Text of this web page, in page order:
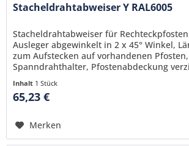
Stacheldrahtabweiser Y RAL6005
Stacheldrahtabweiser für
Ausleger abgewinkelt in 2 x 45° Winkel,
zum Aufstecken auf vorhandenen
Spanndrahthalter, Pfostenabdeckung
Inhalt 1 Stück
65,23 €
Merken